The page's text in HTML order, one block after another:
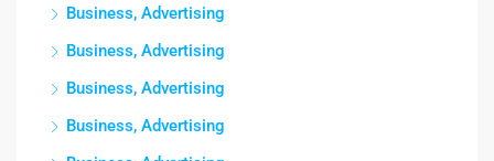
Business, Advertising
Business, Advertising
Business, Advertising
Business, Advertising